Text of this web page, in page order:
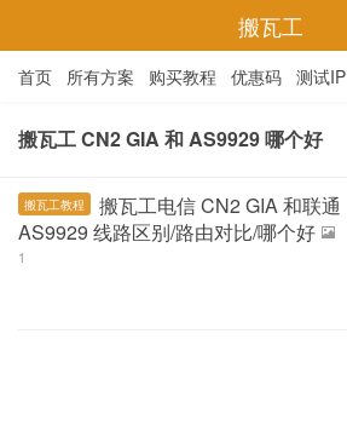
搬瓦工
首页 所有方案 购买教程 优惠码 测试IP
搬瓦工 CN2 GIA 和 AS9929 哪个好
搬瓦工教程
搬瓦工电信 CN2 GIA 和联通
AS9929 线路区别/路由对比/哪个好
1